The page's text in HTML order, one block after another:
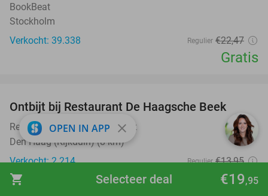
shopping_cart €19,95
Selecteer deal
BookBeat
Stockholm
Verkocht: 39.338
Regulier €22,47
Gratis
36%
Ontbijt bij Restaurant De Haagsche Beek
Restaurant De Haagsche Beek 9.6star
Den Haag (Kijkduin) (8 km)
Verkocht: 2.214
Regulier €13,95
€8 ,95
OPEN IN APP close